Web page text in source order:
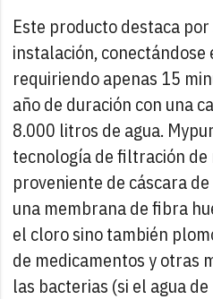
Este producto destaca
instalación,
requiriendo apenas 15
año de duración con una
8.000 litros de agua.
tecnología de filtración
proveniente de cáscara
una membrana de fibra
el cloro sino también
de medicamentos y otras
las bacterias (si el agua